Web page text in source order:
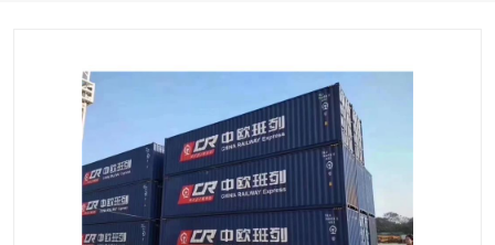
俄罗斯快递 巴西快递
深圳DHL国际快递 伊朗快递
UPS国际快递 深圳国际快递公司
深圳国际物流公司 深圳国际快递电话